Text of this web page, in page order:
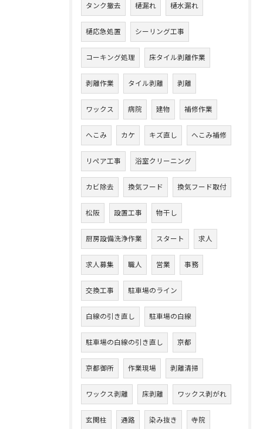
タンク撤去 樋漏れ 樋水漏れ
樋応急処置 シーリング工事
コーキング処理 床タイル剥離作業
剥離作業 タイル剥離 剥離
ワックス 病院 建物 補修作業
へこみ カケ キズ直し へこみ補修
リペア工事 浴室クリーニング
カビ除去 換気フード 換気フード取付
松阪 設置工事 物干し
厨房設備洗浄作業 スタート 求人
求人募集 職人 営業 事務
交換工事 駐車場のライン
白線の引き直し 駐車場の白線
駐車場の白線の引き直し 京都
京都御所 作業現場 剥離清掃
ワックス剥離 床剥離 ワックス剥がれ
玄関柱 通路 染み抜き 寺院